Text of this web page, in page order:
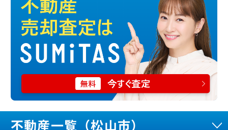
不動産一覧（松山市）